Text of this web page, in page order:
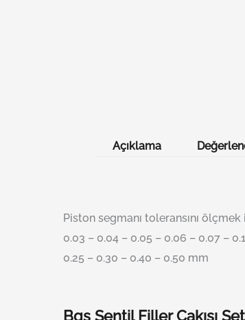
Açıklama
Piston segmanı toleransını
0.03 – 0.04 – 0.05 – 0.06 – 0.07 –
0.25 – 0.30 – 0.40 – 0.50 mm
Bgs Sentil Filler Çakısı